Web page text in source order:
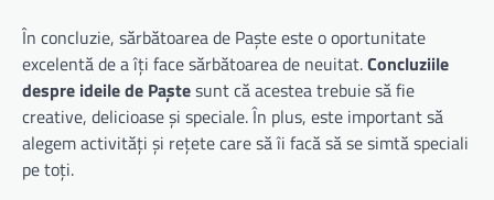
În concluzie, sărbătoarea de Paște este o oportunitate
excelentă de a îți face sărbătoarea de neuitat.Concluziile
despre ideile de Paștesunt că acestea trebuie să fie
creative, delicioase și speciale. În plus, este important să
alegem activități și rețete care să îi facă să se simtă speciali
pe toți.